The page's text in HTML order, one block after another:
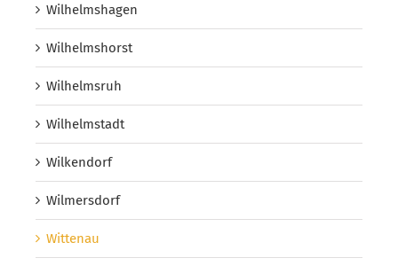
Wilhelmshagen
Wilhelmshorst
Wilhelmsruh
Wilhelmstadt
Wilkendorf
Wilmersdorf
Wittenau